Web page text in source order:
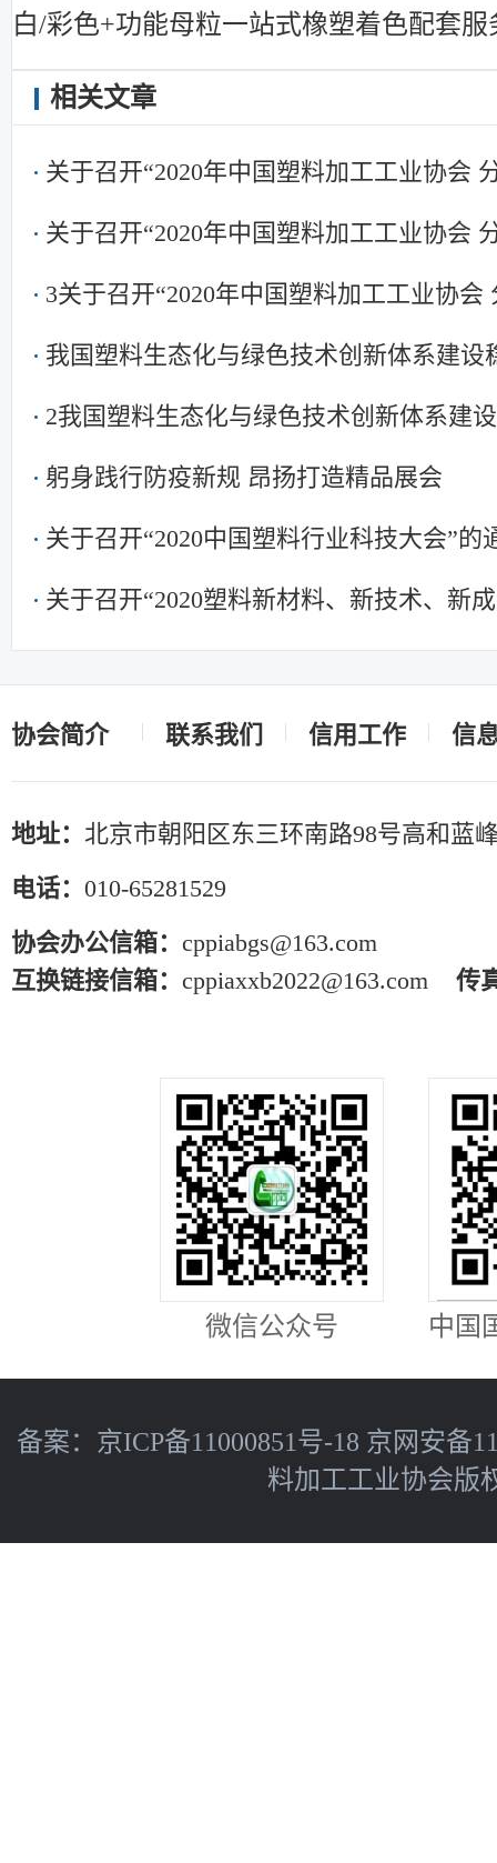
白/彩色+功能母粒一站式橡塑着色配套服
相关文章
关于召开“2020年中国塑料加工工业协会
关于召开“2020年中国塑料加工工业协会
3关于召开“2020年中国塑料加工工业协
我国塑料生态化与绿色技术创新体系建设
2我国塑料生态化与绿色技术创新体系建
躬身践行防疫新规 昂扬打造精品展会
关于召开“2020中国塑料行业科技大会”的
关于召开“2020塑料新材料、新技术、新
料/化工研究院所发展论坛 暨中国塑协专
知
协会简介
联系我们 信用工作 信
地址： 北京市朝阳区东三环南路98号高和蓝
电话： 010-65281529
协会办公信箱： cppiabgs@163.com
互换链接信箱： cppiaxxb2022@163.com 传
微信公众号 中国
备案： 京ICP备11000851号-18 京网安备
料加工工业协会版